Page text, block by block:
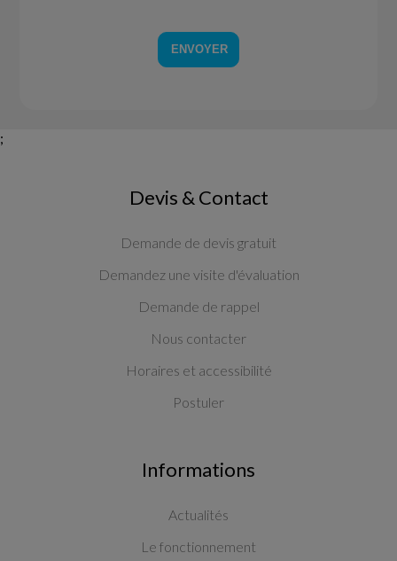
;
Devis & Contact
Demande de devis gratuit
Demandez une visite d'évaluation
Demande de rappel
Nous contacter
Horaires et accessibilité
Postuler
Informations
Actualités
Le fonctionnement